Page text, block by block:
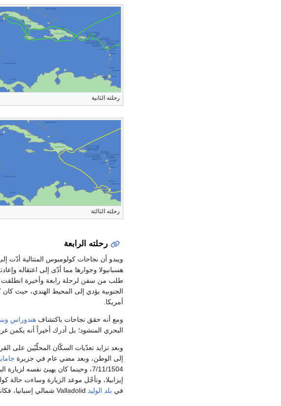
رحلته الثانية
رحلته الثالثة
رحلته الرابعة
ويبدو أن نجاحات كولومبوس المتتالية أدّت
هسبانيولا وجوارها مما أدّى إلى اعتقاله
الجنوبية يؤدي إلى المحيط الهندي، حيث
أمريكا.
ومع أنه حقق نجاحات باكتشاف هندوراس
البحري المنشود؛ بل أدرك أخيراً أنه يكمن
وبعد تزايد تعدّيات السكّان المحلّيّين على
إلى الوطن، وبعد مضي عام في جزيرة
7/11/1504، وحينما كان يهيئ نفسه
إيزابيلا، وتأجّل موعد الزيارة وساءت
في بلد الوليد